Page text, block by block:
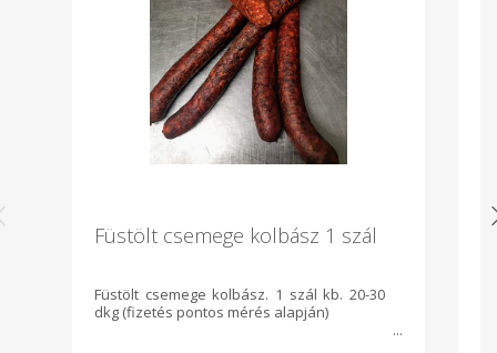
Füstölt csemege kolbász 1 szál
Füstölt csemege kolbász. 1 szál kb. 20-30
dkg (fizetés pontos mérés alapján)